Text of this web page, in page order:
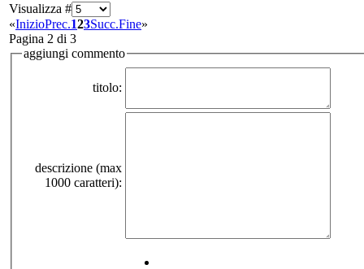
Visualizza #
«InizioPrec.123Succ.Fine»
Pagina 2 di 3
aggiungi commento
titolo:
descrizione (max
1000 caratteri):